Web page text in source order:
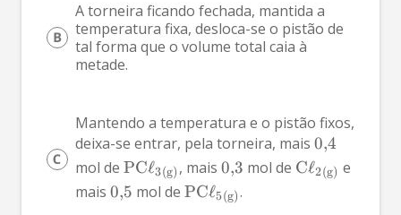
A torneira ficando fechada, mantida a
temperatura fixa, desloca-se o pistão de
tal forma que o volume total caia à
metade.
Mantendo a temperatura e o pistão fixos,
deixa-se entrar, pela torneira, mais 0,4
mol de PCℓX
3(g) , mais 0,3 mol de CℓX
2(g) e
mais 0,5 mol de PCℓX
5(g).